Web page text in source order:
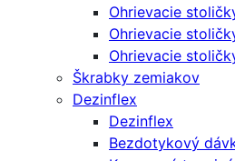
Ohrievacie
Ohrievacie
Ohrievacie
Škrabky zemiakov
Dezinflex
Dezinflex
Bezdotykový